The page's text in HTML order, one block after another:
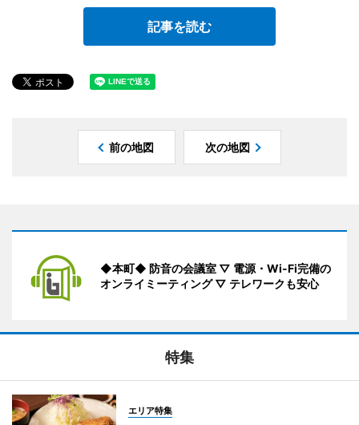
記事を読む
前の地図 次の地図
◆本町◆ 防音の会議室 ▽ 電源・Wi-Fi完備の
オンライミーティング ▽ テレワークも安心
特集
エリア特集